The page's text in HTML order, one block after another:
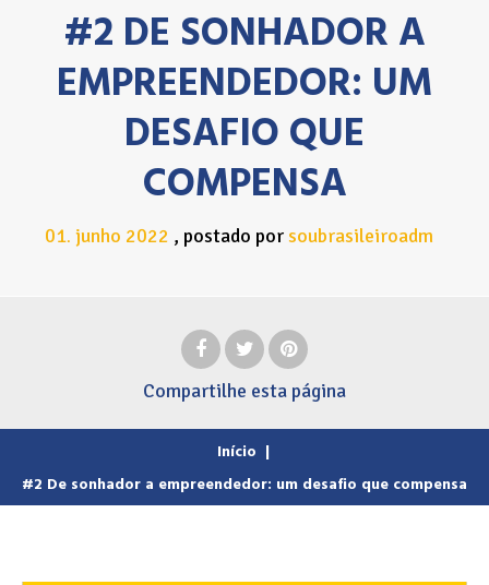
#2 DE SONHADOR A
EMPREENDEDOR: UM
DESAFIO QUE
COMPENSA
01. junho 2022 postado porsoubrasileiroadm
Compartilhe esta página
Início |
#2 De sonhador a empreendedor: um desafio que compensa